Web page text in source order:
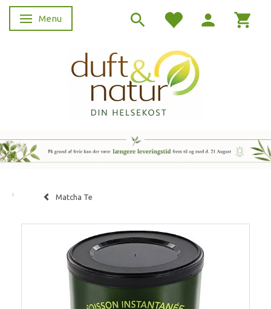
Skifte navigation
Menu
Matcha Te